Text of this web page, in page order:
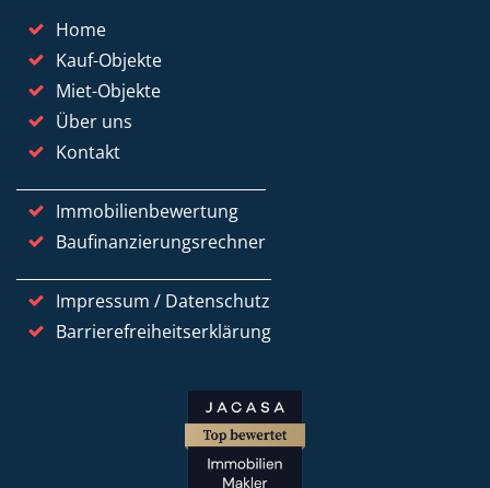
Home
Kauf-Objekte
Miet-Objekte
Über uns
Kontakt
Immobilienbewertung
Baufinanzierungsrechner
Impressum / Datenschutz
Barrierefreiheitserklärung